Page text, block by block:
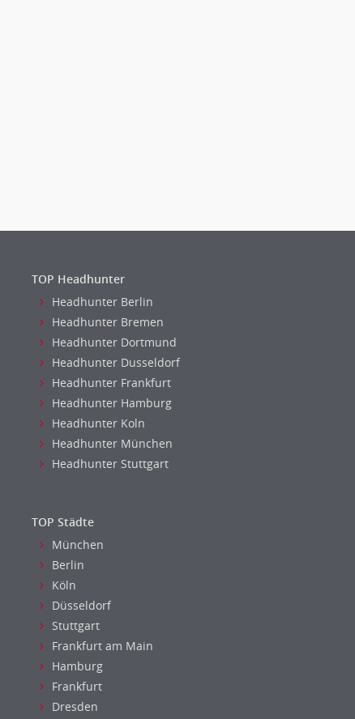
TOP Headhunter
Headhunter Berlin
Headhunter Bremen
Headhunter Dortmund
Headhunter Dusseldorf
Headhunter Frankfurt
Headhunter Hamburg
Headhunter Koln
Headhunter München
Headhunter Stuttgart
TOP Städte
München
Berlin
Köln
Düsseldorf
Stuttgart
Frankfurt am Main
Hamburg
Frankfurt
Dresden